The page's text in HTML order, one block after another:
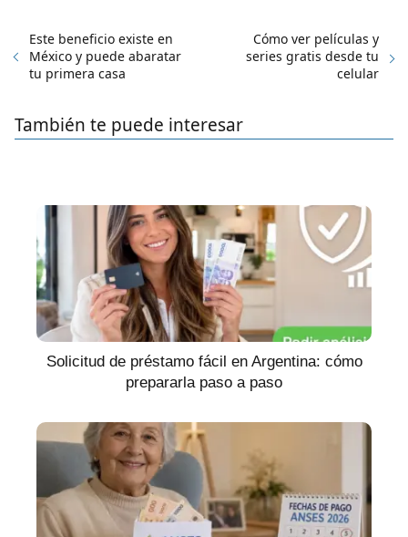
Este beneficio existe en
México y puede abaratar
tu primera casa
Cómo ver películas y
series gratis desde tu
celular
También te puede interesar
Solicitud de préstamo fácil en Argentina: cómo
prepararla paso a paso